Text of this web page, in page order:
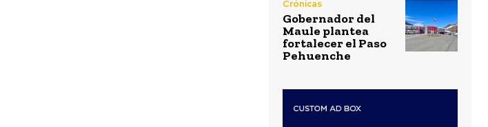
Crónicas
Gobernador del
Maule plantea
fortalecer el Paso
Pehuenche